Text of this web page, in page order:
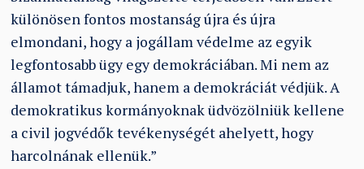
különösen fontos mostanság újra és újra
elmondani, hogy a jogállam védelme az egyik
legfontosabb ügy egy demokráciában. Mi nem az
államot támadjuk, hanem a demokráciát védjük. A
demokratikus kormányoknak üdvözölniük kellene
a civil jogvédők tevékenységét ahelyett, hogy
harcolnának ellenük.”